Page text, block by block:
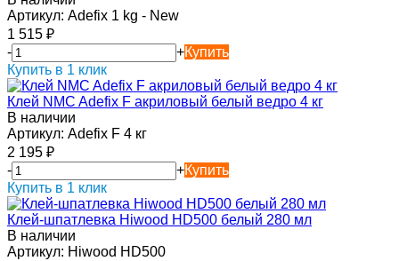
Артикул: Adefix 1 kg - New
1 515 ₽
-
+Купить
Купить в 1 клик
Клей NMC Adefix F акриловый белый ведро 4 кг
В наличии
Артикул: Adefix F 4 кг
2 195 ₽
-
+Купить
Купить в 1 клик
Клей-шпатлевка Hiwood HD500 белый 280 мл
В наличии
Артикул: Hiwood HD500